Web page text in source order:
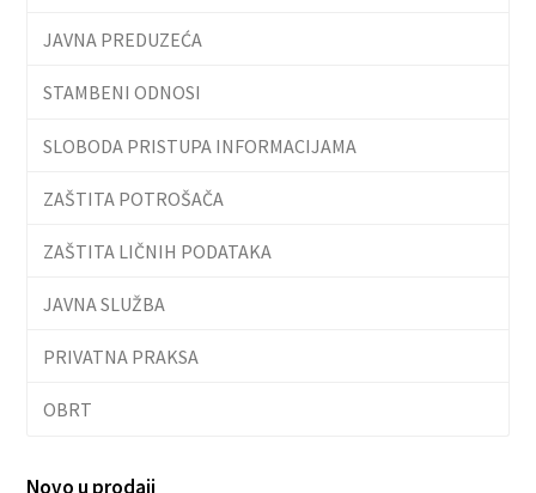
JAVNA PREDUZEĆA
STAMBENI ODNOSI
SLOBODA PRISTUPA INFORMACIJAMA
ZAŠTITA POTROŠAČA
ZAŠTITA LIČNIH PODATAKA
JAVNA SLUŽBA
PRIVATNA PRAKSA
OBRT
Novo u prodaji